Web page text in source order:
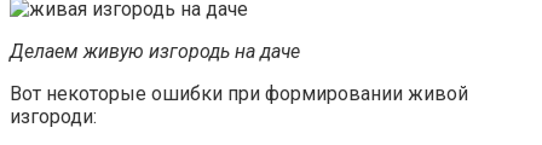
Делаем живую изгородь на даче
Вот некоторые ошибки при формировании живой
изгороди: